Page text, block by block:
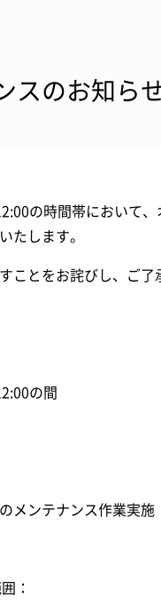
スのお知ら
の時間帯において
たします。
ことをお詫びし、ご了
の間
メンテナンス作業実施
：